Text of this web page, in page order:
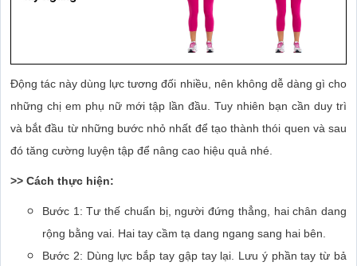
Động tác này dùng lực tương đối nhiều, nên không dễ dàng gì cho
những chị em phụ nữ mới tập lần đầu. Tuy nhiên bạn cần duy trì
và bắt đầu từ những bước nhỏ nhất để tạo thành thói quen và sau
đó tăng cường luyện tập để nâng cao hiệu quả nhé.
>> Cách thực hiện:
Bước 1: Tư thế chuẩn bị, người đứng thẳng, hai chân dang
rộng bằng vai. Hai tay cầm tạ dang ngang sang hai bên.
Bước 2: Dùng lực bắp tay gập tay lại. Lưu ý phần tay từ bả